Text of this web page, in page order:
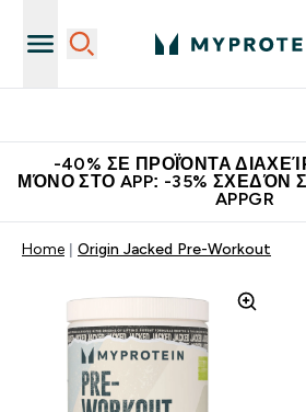
-40% ΣΕ ΠΡΟΪΌΝΤΑ
ΜΌΝΟ ΣΤΟ APP: -35% ΣΧΕΔΌΝ
APPGR
Home Origin Jacked Pre-Workout